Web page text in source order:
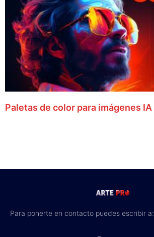
Paletas de color para imágenes IA
Para ponerte en contacto puedes escribir a: